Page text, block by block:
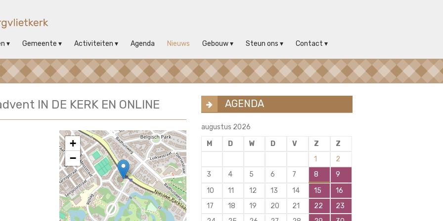
Gemeente Activiteiten Agenda Nieuws Gebouw Steun ons Contact
IN DE KERK EN ONLINE
+
−
AGENDA
augustus 2026
M
D W D V Z
Z
1
2
3
4 5 6 7 8
9
10
11 12 13 14 15
16
17
18 19 20 21 22
23